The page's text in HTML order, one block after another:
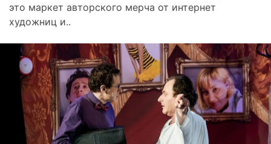
это маркет авторского мерча от интернет
художниц и..